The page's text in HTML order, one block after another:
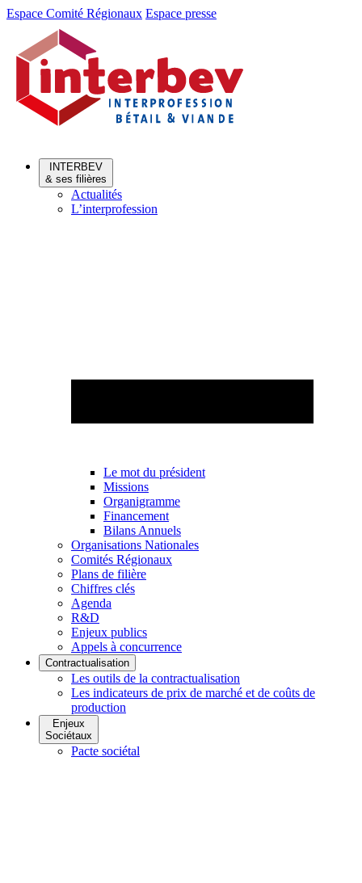
Aller
Aller
contenu
Espace Comité Régionaux Espace presse
INTERBEV
& ses filières
Actualités
L’interprofession
Le mot du président
Missions
Organigramme
Financement
Bilans Annuels
Organisations Nationales
Comités Régionaux
Plans de filière
Chiffres clés
Agenda
R&D
Enjeux publics
Appels à concurrence
Contractualisation
Les outils de la contractualisation
Les indicateurs de prix de marché et de coûts de
production
Enjeux
Sociétaux
Pacte sociétal